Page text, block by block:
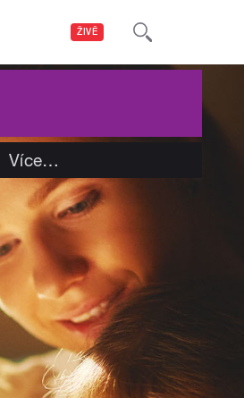
ŽIVĚ
Více…